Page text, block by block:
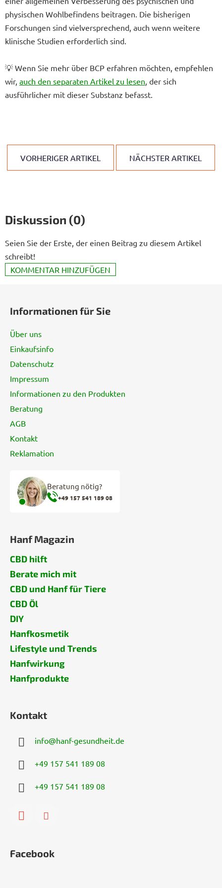
physischen Wohlbefindens beitragen. Die bisherigen
Forschungen sind vielversprechend, auch wenn weitere
klinische Studien erforderlich sind.
💡 Wenn Sie mehr über BCP erfahren möchten, empfehlen
wir, auch den separaten Artikel zu lesen , der sich
ausführlicher mit dieser Substanz befasst.
VORHERIGER ARTIKEL NÄCHSTER ARTIKEL
Diskussion (0)
Seien Sie der Erste, der einen Beitrag zu diesem Artikel
schreibt!
KOMMENTAR HINZUFÜGEN
Informationen für Sie
Über uns
Einkaufsinfo
Datenschutz
Impressum
Informationen zu den Produkten
Beratung
AGB
Kontakt
Reklamation
Beratung nötig?
+49 157 541 189 08
Hanf Magazin
CBD hilft
Berate mich mit
CBD und Hanf für Tiere
CBD Öl
DIY
Hanfkosmetik
Lifestyle und Trends
Hanfwirkung
Hanfprodukte
Kontakt
info@hanf-gesundheit.de
+49 157 541 189 08
+49 157 541 189 08
Facebook